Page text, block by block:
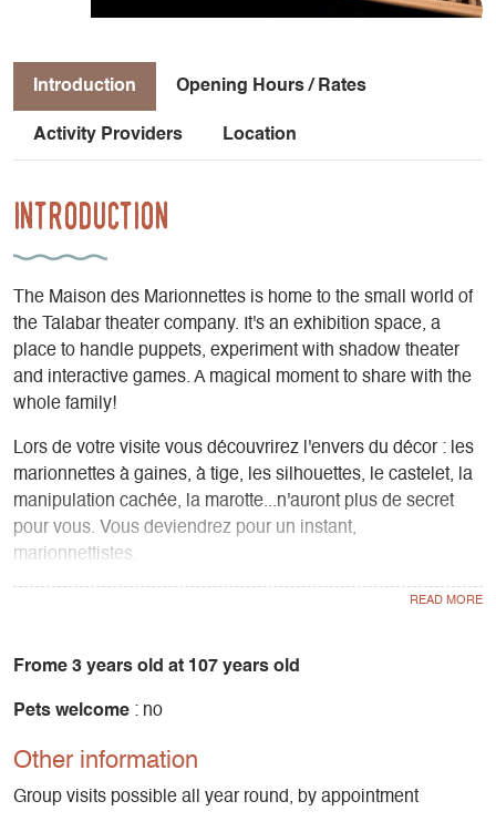
Introduction Opening Hours / Rates
Activity Providers Location
Introduction
The Maison des Marionnettes is home to the small world of
the Talabar theater company. It's an exhibition space, a
place to handle puppets, experiment with shadow theater
and interactive games. A magical moment to share with the
whole family!
Lors de votre visite vous découvrirez l'envers du décor : les
marionnettes à gaines, à tige, les silhouettes, le castelet, la
manipulation cachée, la marotte...n'auront plus de secret
pour vous. Vous deviendrez pour un instant,
marionnettistes.
Pour compléter la découverte de l'art de la marionnette, et
en partenariat avec les marionnettistes de la Compagnie
de marionnettes, des spectacles (dates disponibles sur le
mains".
Nous avons aussi 2 jeux interactifs (jeux sensoriels) depuis
2023.
Frome 3 years old at 107 years old
Pets welcome : no
Other information
Group visits possible all year round, by appointment